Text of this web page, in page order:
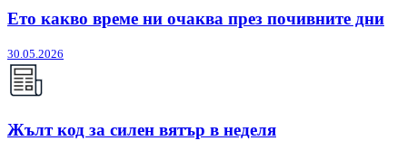
Ето какво време ни очаква през почивните дни
30.05.2026
Жълт код за силен вятър в неделя